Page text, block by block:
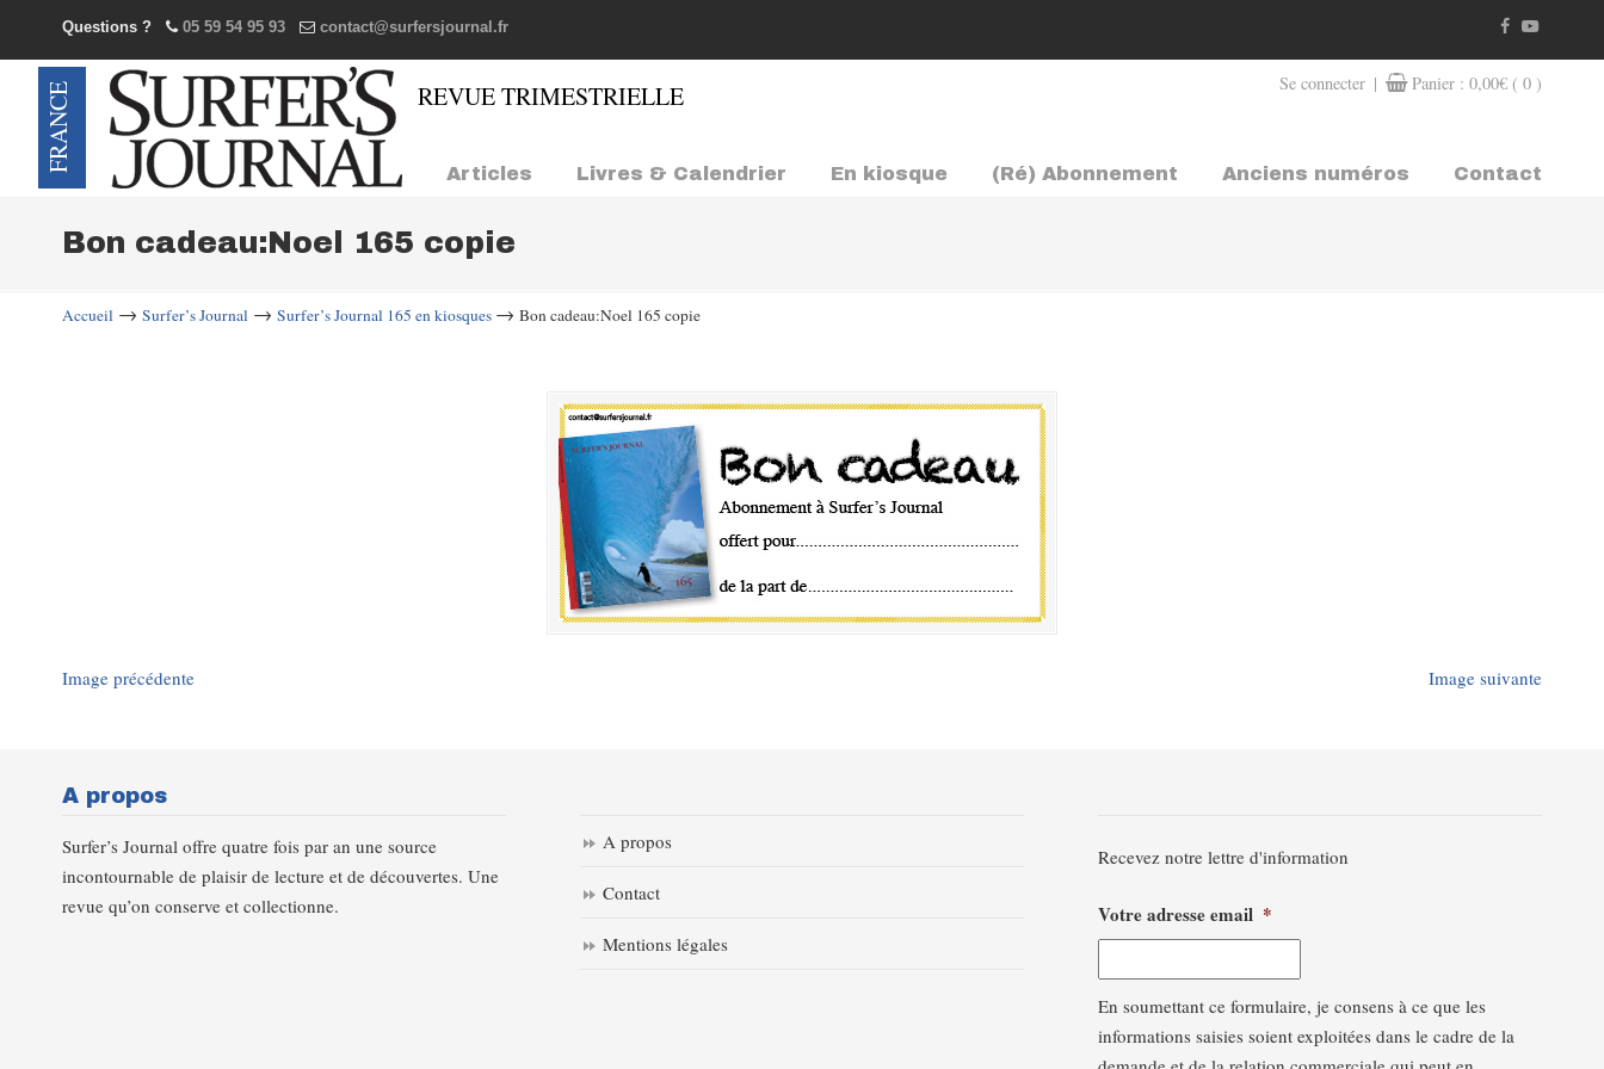
Questions ? 05 59 54 95 93 contact@surfersjournal.fr
Se connecter | Panier : 0,00€ ( 0 )
Articles Livres & Calendrier En kiosque (Ré) Abonnement Anciens numéros Contact
Navigation
Bon cadeau:Noel 165 copie
Accueil → Surfer’s Journal → Surfer’s Journal 165 en kiosques → Bon cadeau:Noel 165 copie
Image précédente Image suivante
A propos
Surfer’s Journal offre quatre fois par an une source
incontournable de plaisir de lecture et de découvertes. Une
revue qu’on conserve et collectionne.
A propos
Contact
Mentions légales
Recevez notre lettre d'information
Votre adresse email *
En soumettant ce formulaire, je consens à ce que les
informations saisies soient exploitées dans le cadre de la